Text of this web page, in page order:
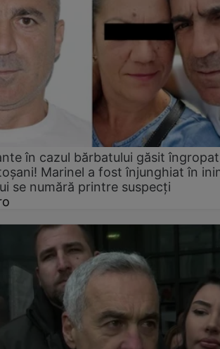
în cazul bărbatului găsit
Marinel a fost înjunghiat în
se numără printre suspecți